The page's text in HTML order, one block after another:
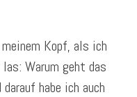
Kopf, als ich
Warum geht das
habe ich auch